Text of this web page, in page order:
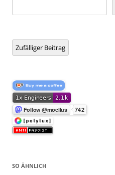
Zufälliger Beitrag
SO ÄHNLICH